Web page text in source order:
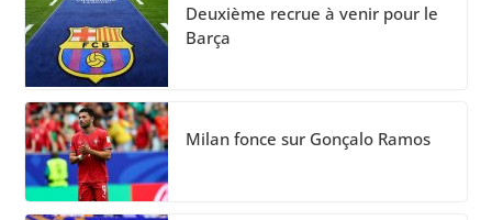
Deuxième recrue à venir pour le
Barça
Milan fonce sur Gonçalo Ramos